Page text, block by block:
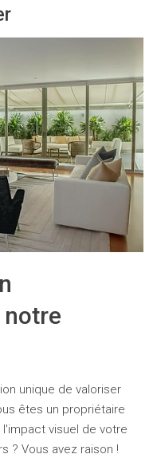
unique de valoriser
êtes un propriétaire
visuel de votre
? Vous avez raison !